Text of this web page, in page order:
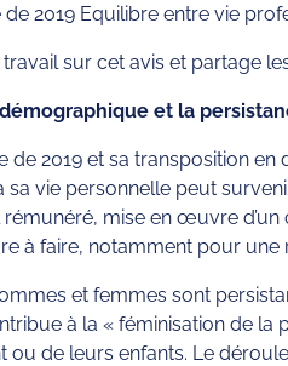
2019 Equilibre entre vie
sur cet avis et partage
et la
de 2019 et sa transposition
sa vie personnelle peut
mise en œuvre
à faire, notamment pour
et femmes sont
à la « féminisation de
ou de leurs enfants. Le